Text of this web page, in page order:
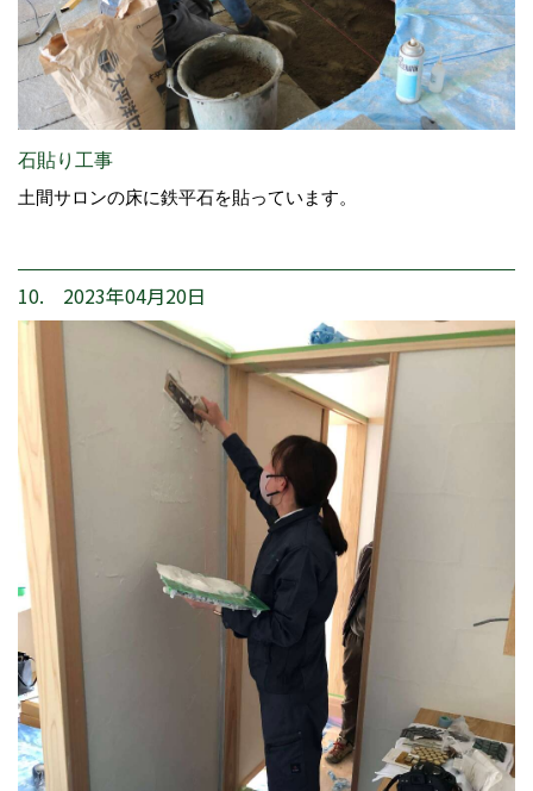
石貼り工事
土間サロンの床に鉄平石を貼っています。
10. 2023年04月20日